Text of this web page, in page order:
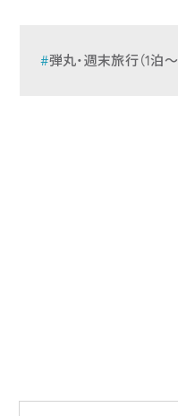
弾丸・週末旅行（1泊〜